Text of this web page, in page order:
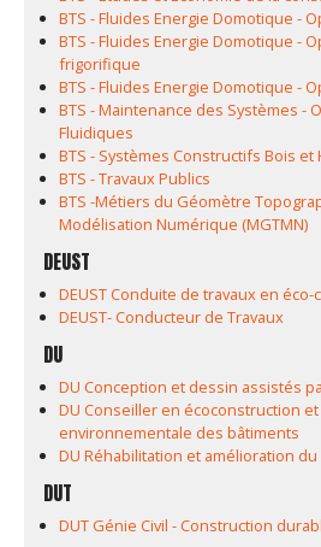
BTS - Fluides Energie Domotique -
BTS - Fluides Energie Domotique -
frigorifique
BTS - Fluides Energie Domotique -
BTS - Maintenance des Systèmes -
Fluidiques
BTS - Systèmes Constructifs Bois et
BTS - Travaux Publics
BTS -Métiers du Géomètre
Modélisation Numérique (MGTMN)
DEUST
DEUST Conduite de travaux en
DEUST- Conducteur de Travaux
DU
DU Conception et dessin assistés
DU Conseiller en écoconstruction
environnementale des bâtiments
DU Réhabilitation et amélioration
DUT
DUT Génie Civil - Construction